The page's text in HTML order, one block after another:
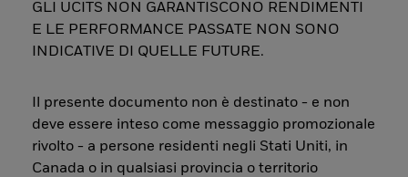
GLI UCITS NON GARANTISCONO RENDIMENTI
E LE PERFORMANCE PASSATE NON SONO
INDICATIVE DI QUELLE FUTURE.
Il presente documento non è destinato - e non
deve essere inteso come messaggio promozionale
rivolto - a persone residenti negli Stati Uniti, in
Canada o in qualsiasi provincia o territorio